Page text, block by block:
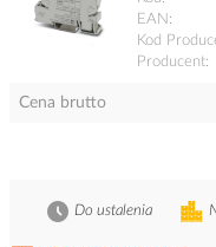
EAN
Kod
Producent
Cena brutto
Do ustalenia